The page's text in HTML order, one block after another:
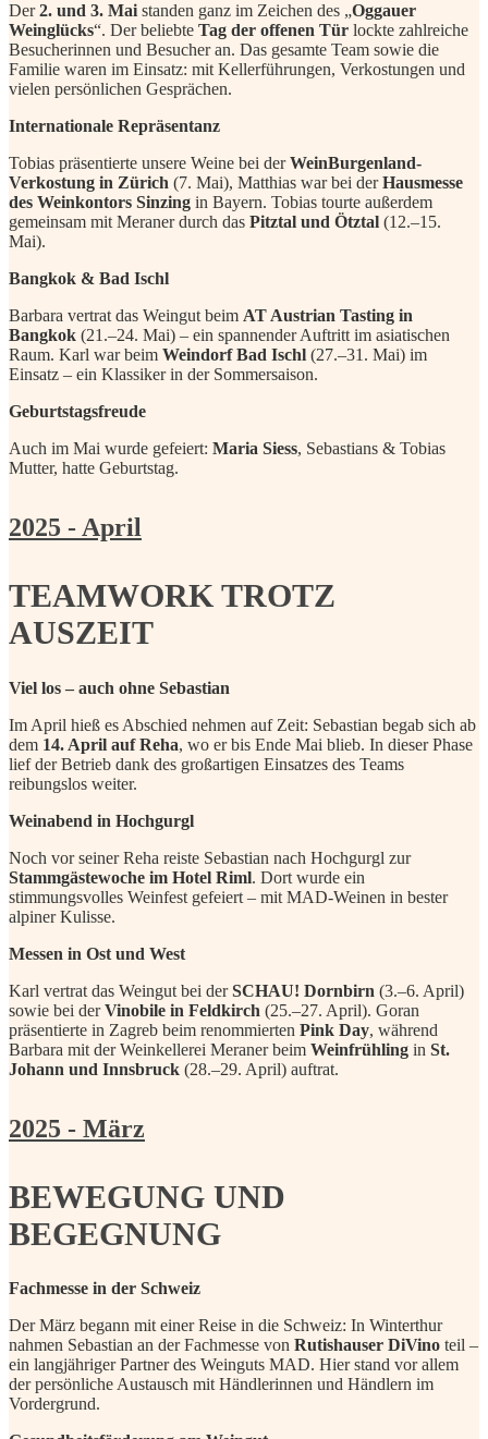
Der2. und 3. Mai standen ganz im Zeichen des „Oggauer
Weinglücks“. Der beliebte Tag der offenen Tür lockte zahlreiche
Besucherinnen und Besucher an. Das gesamte Team sowie die
Familie waren im Einsatz: mit Kellerführungen, Verkostungen und
vielen persönlichen Gesprächen.
Internationale Repräsentanz
Tobias präsentierte unsere Weine bei derWeinBurgenland-
Verkostung in Zürich (7. Mai), Matthias war bei derHausmesse
des Weinkontors Sinzing in Bayern. Tobias tourte außerdem
gemeinsam mit Meraner durch das Pitztal und Ötztal (12.–15.
Mai).
Bangkok & Bad Ischl
Barbara vertrat das Weingut beim AT Austrian Tasting in
Bangkok (21.–24. Mai) – ein spannender Auftritt im asiatischen
Raum. Karl war beim Weindorf Bad Ischl (27.–31. Mai) im
Einsatz – ein Klassiker in der Sommersaison.
Geburtstagsfreude
Auch im Mai wurde gefeiert: Maria Siess, Sebastians & Tobias
Mutter, hatte Geburtstag.
2025 - April
TEAMWORK TROTZ
AUSZEIT
Viel los – auch ohne Sebastian
Im April hieß es Abschied nehmen auf Zeit: Sebastian begab sich ab
dem 14. April auf Reha, wo er bis Ende Mai blieb. In dieser Phase
lief der Betrieb dank des großartigen Einsatzes des Teams
reibungslos weiter.
Weinabend in Hochgurgl
Noch vor seiner Reha reiste Sebastian nach Hochgurgl zur
Stammgästewoche im Hotel Riml. Dort wurde ein
stimmungsvolles Weinfest gefeiert – mit MAD-Weinen in bester
alpiner Kulisse.
Messen in Ost und West
Karl vertrat das Weingut bei derSCHAU! Dornbirn (3.–6. April)
sowie bei derVinobile in Feldkirch (25.–27. April). Goran
präsentierte in Zagreb beim renommierten Pink Day, während
Barbara mit der Weinkellerei Meraner beim Weinfrühling in St.
Johann und Innsbruck (28.–29. April) auftrat.
2025 - März
BEWEGUNG UND
BEGEGNUNG
Fachmesse in der Schweiz
Der März begann mit einer Reise in die Schweiz: In Winterthur
nahmen Sebastian an der Fachmesse von Rutishauser DiVino teil –
ein langjähriger Partner des Weinguts MAD. Hier stand vor allem
der persönliche Austausch mit Händlerinnen und Händlern im
Vordergrund.